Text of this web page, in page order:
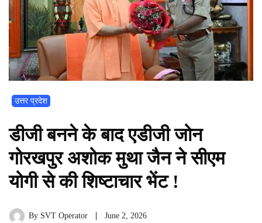
उत्तर प्रदेश
डीजी बनने के बाद एडीजी जोन
गोरखपुर अशोक मुथा जैन ने सीएम
योगी से की शिष्टाचार भेंट !
By SVT Operator June 2, 2026